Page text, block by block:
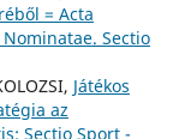
= Acta
Sectio
Játékos
az
Sectio Sport -